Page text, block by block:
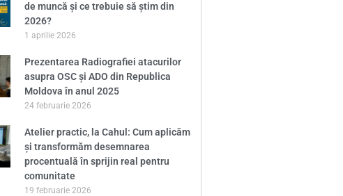
de muncă și ce trebuie să știm din
2026?
1 aprilie 2026
Prezentarea Radiografiei atacurilor
asupra OSC și ADO din Republica
Moldova în anul 2025
24 februarie 2026
Atelier practic, la Cahul: Cum aplicăm
și transformăm desemnarea
procentuală în sprijin real pentru
comunitate
19 februarie 2026